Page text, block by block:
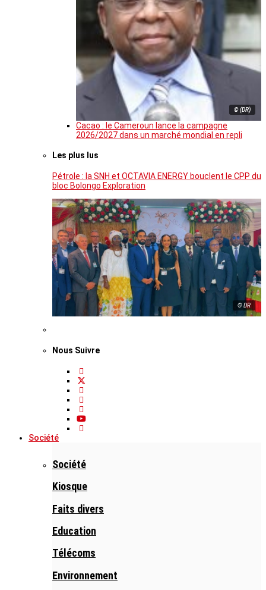
© (DR)
Cacao : le Cameroun lance la campagne
2026/2027 dans un marché mondial en repli
Les plus lus
Pétrole : la SNH et OCTAVIA ENERGY bouclent le CPP du
bloc Bolongo Exploration
© DR
Nous Suivre
Société
Société
Kiosque
Faits divers
Education
Télécoms
Environnement